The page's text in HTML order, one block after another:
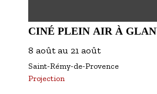
CINÉ PLEIN AIR À
8 août au 21 août
Saint-Rémy-de-Provence
Projection